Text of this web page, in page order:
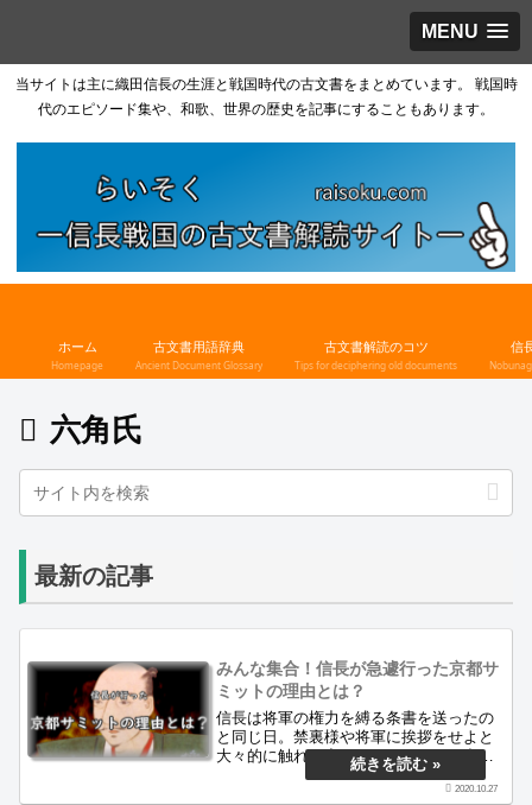
MENU
当サイトは主に織田信長の生涯と戦国時代の古文書をまとめています。 戦国時
代のエピソード集や、和歌、世界の歴史を記事にすることもあります。
ホーム
Homepage
古文書用語辞典
Ancient Document Glossary
古文書解読のコツ
Tips for deciphering old documents
信
六角氏
最新の記事
みんな集合！信長が急遽行った京都サ
ミットの理由とは？
信長は将軍の権力を縛る条書を送ったの
と同じ日。禁裏様や将軍に挨拶をせよと
大々的に触れを出し、サミットへの参加
を呼びかけた時の古文書を解読します。
そこにはどのような時代背景があり、そ
2020.10.27